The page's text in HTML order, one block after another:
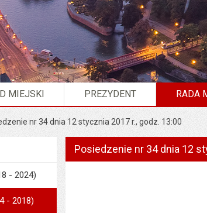
MIEJSKI PREZYDENT RADA
nr 34 dnia 12 stycznia 2017 r., godz. 13:00
- 2024)
- 2018)
Posiedzenie nr 34 dnia 12